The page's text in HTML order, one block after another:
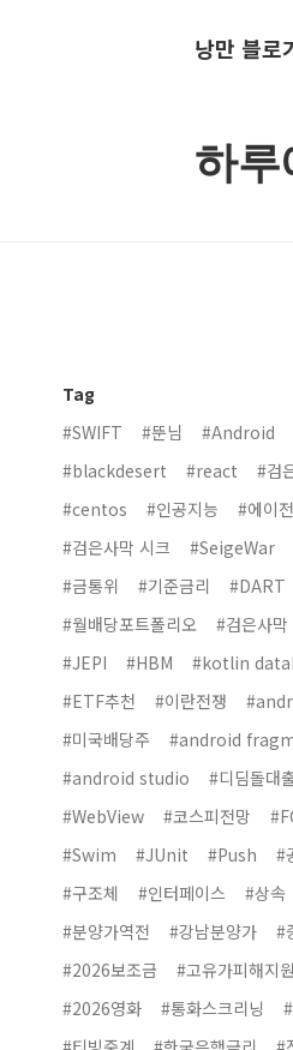
낭만 블로
하루
Tag
#SWIFT
#뚠님 #Android
#blackdesert
#react #검
#centos
#인공지능 #에이
#검은사막 시크
#SeigeWar
#금통위
#기준금리 #DART
#월배당포트폴리오
#검은사
#JEPI
#HBM #kotlin
#ETF추천
#이란전쟁
#미국배당주
#android
#android studio
#디딤돌대
#WebView
#코스피전망
#Swim
#JUnit #Push #
#구조체
#인터페이스 #상속
#분양가역전
#강남분양가 #
#2026보조금
#고유가피해지
#2026영화
#통화스크리닝